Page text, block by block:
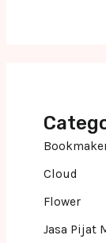
Cloud
Flower
Jasa Pijat